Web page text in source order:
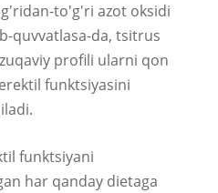
to'g'ri azot oksidi
quvvatlasa-da, tsitrus
profili ularni qon
funktsiyasini
funktsiyani
har qanday dietaga